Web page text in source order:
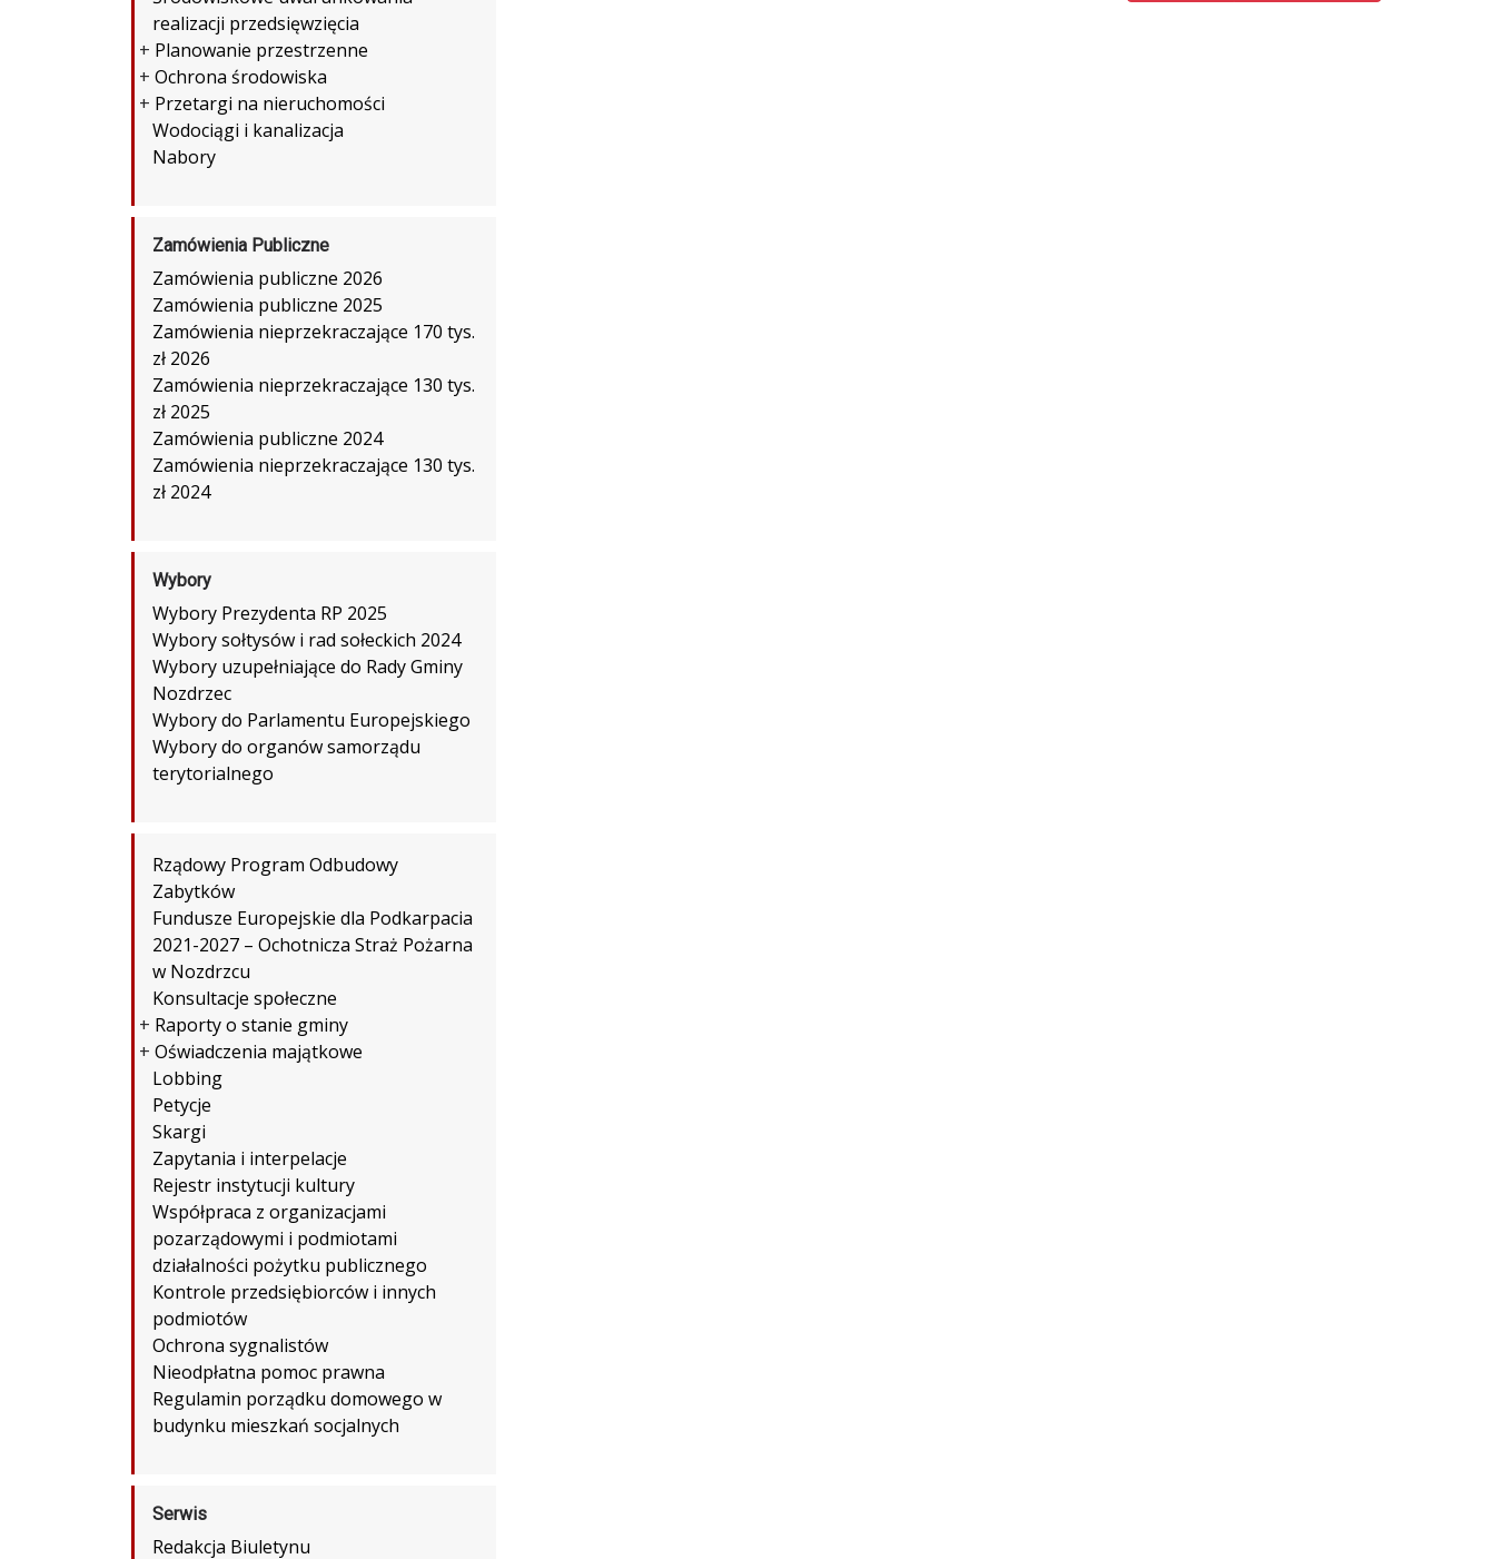
realizacji przedsięwzięcia
+ Planowanie przestrzenne
+ Ochrona środowiska
+ Przetargi na nieruchomości
Wodociągi i kanalizacja
Nabory
Zamówienia Publiczne
Zamówienia publiczne 2026
Zamówienia publiczne 2025
Zamówienia nieprzekraczające 170 tys.
zł 2026
Zamówienia nieprzekraczające 130 tys.
zł 2025
Zamówienia publiczne 2024
Zamówienia nieprzekraczające 130 tys.
zł 2024
Wybory
Wybory Prezydenta RP 2025
Wybory sołtysów i rad sołeckich 2024
Wybory uzupełniające do Rady Gminy
Nozdrzec
Wybory do Parlamentu Europejskiego
Wybory do organów samorządu
terytorialnego
Rządowy Program Odbudowy
Zabytków
Fundusze Europejskie dla Podkarpacia
2021-2027 – Ochotnicza Straż Pożarna
w Nozdrzcu
Konsultacje społeczne
+ Raporty o stanie gminy
+ Oświadczenia majątkowe
Lobbing
Petycje
Skargi
Zapytania i interpelacje
Rejestr instytucji kultury
Współpraca z organizacjami
pozarządowymi i podmiotami
działalności pożytku publicznego
Kontrole przedsiębiorców i innych
podmiotów
Ochrona sygnalistów
Nieodpłatna pomoc prawna
Regulamin porządku domowego w
budynku mieszkań socjalnych
Serwis
Redakcja Biuletynu